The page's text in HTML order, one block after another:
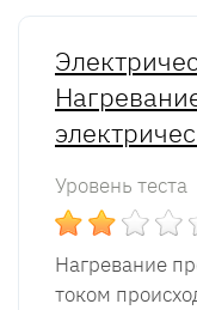
Уровень теста
Нагревание
током